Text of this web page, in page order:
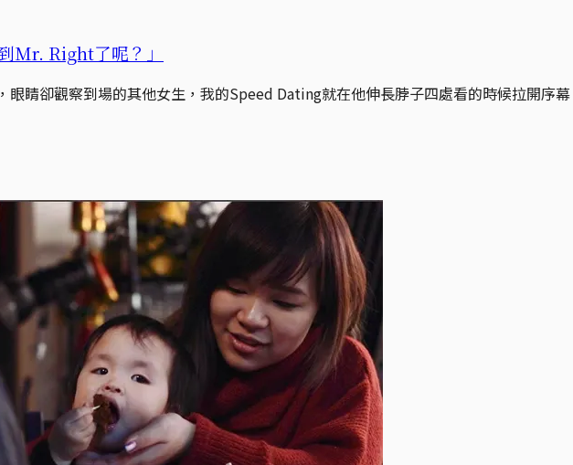
Mr. Right了呢？」
眼睛卻觀察到場的其他女生，我的Speed Dating就在他伸長脖子四處看的時候拉開序